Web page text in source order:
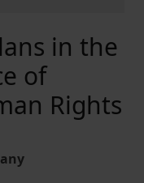
in the
of
Rights